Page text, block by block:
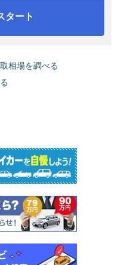
タート
相場を調べる